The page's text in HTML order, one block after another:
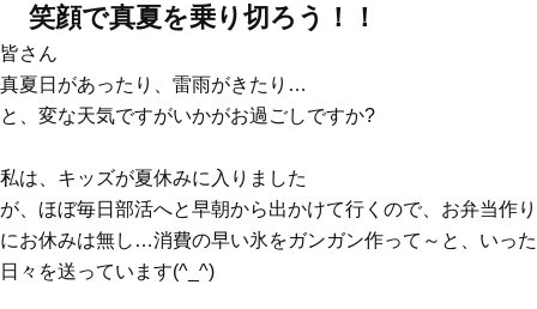
笑顔で真夏を乗り切ろう！！
皆さん
真夏日があったり、雷雨がきたり…
と、変な天気ですがいかがお過ごしですか?
私は、キッズが夏休みに入りました
が、ほぼ毎日部活へと早朝から出かけて行くので、お弁当作り
にお休みは無し…消費の早い氷をガンガン作って～と、いった
日々を送っています(^_^)